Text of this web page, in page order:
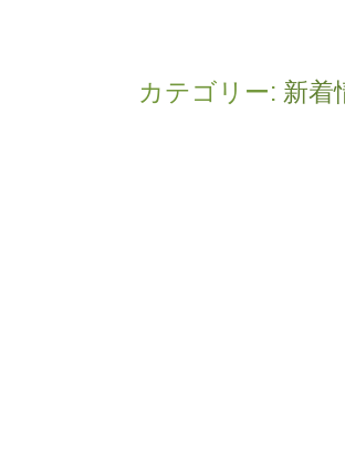
カテゴリー: 新着